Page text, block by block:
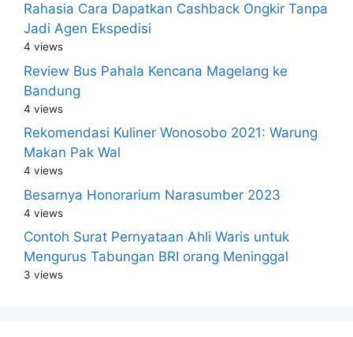
Rahasia Cara Dapatkan Cashback Ongkir Tanpa
Jadi Agen Ekspedisi
4 views
Review Bus Pahala Kencana Magelang ke
Bandung
4 views
Rekomendasi Kuliner Wonosobo 2021: Warung
Makan Pak Wal
4 views
Besarnya Honorarium Narasumber 2023
4 views
Contoh Surat Pernyataan Ahli Waris untuk
Mengurus Tabungan BRI orang Meninggal
3 views